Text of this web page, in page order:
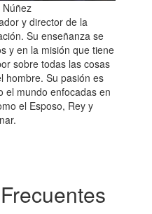
Núñez
y director de la
Su enseñanza se
y en la misión que tiene
sobre todas las cosas
hombre. Su pasión es
el mundo enfocadas en
el Esposo, Rey y